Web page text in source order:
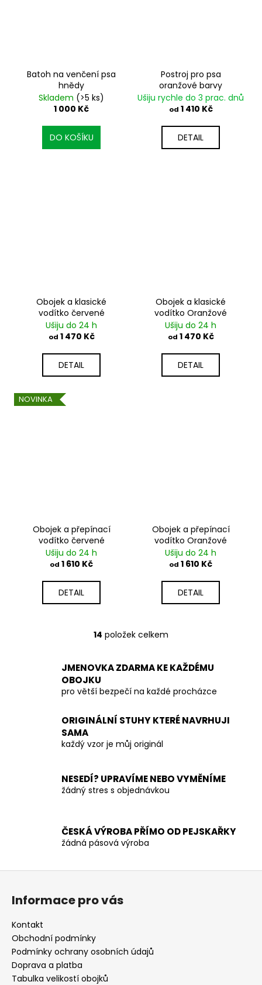
Batoh na venčení psa
hnědy
Skladem (>5 ks)
1 000 Kč
DO KOŠÍKU
Postroj pro psa
oranžové barvy
Ušiju rychle do 3 prac. dnů
od 1 410 Kč
DETAIL
Obojek a klasické
vodítko červené
Ušiju do 24 h
od 1 470 Kč
DETAIL
Obojek a klasické
vodítko Oranžové
Ušiju do 24 h
od 1 470 Kč
DETAIL
NOVINKA
Obojek a přepínací
vodítko červené
Ušiju do 24 h
od 1 610 Kč
DETAIL
Obojek a přepínací
vodítko Oranžové
Ušiju do 24 h
od 1 610 Kč
DETAIL
O
l
d
c
p
v
k
y
p
i
u
14 položek celkem
JMENOVKA ZDARMA KE KAŽDÉMU
OBOJKU
pro větší bezpečí na každé procházce
ORIGINÁLNÍ STUHY KTERÉ NAVRHUJI
SAMA
každý vzor je můj originál
NESEDÍ? UPRAVÍME NEBO VYMĚNÍME
žádný stres s objednávkou
ČESKÁ VÝROBA PŘÍMO OD PEJSKAŘKY
žádná pásová výroba
Z
Informace pro vás
Kontakt
Obchodní podmínky
Podmínky ochrany osobních údajů
Doprava a platba
Tabulka velikostí obojků